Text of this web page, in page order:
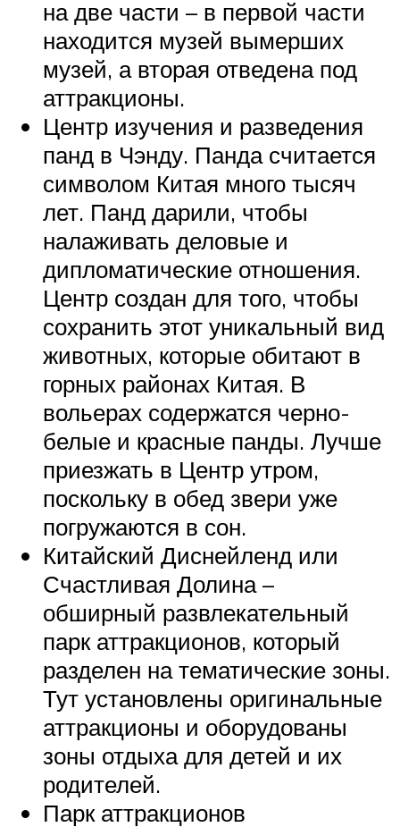
на две части – в первой части
находится музей вымерших
музей, а вторая отведена под
аттракционы.
Центр изучения и разведения
панд в Чэнду. Панда считается
символом Китая много тысяч
лет. Панд дарили, чтобы
налаживать деловые и
дипломатические отношения.
Центр создан для того, чтобы
сохранить этот уникальный вид
животных, которые обитают в
горных районах Китая. В
вольерах содержатся черно-
белые и красные панды. Лучше
приезжать в Центр утром,
поскольку в обед звери уже
погружаются в сон.
Китайский Диснейленд или
Счастливая Долина –
обширный развлекательный
парк аттракционов, который
разделен на тематические зоны.
Тут установлены оригинальные
аттракционы и оборудованы
зоны отдыха для детей и их
родителей.
Парк аттракционов